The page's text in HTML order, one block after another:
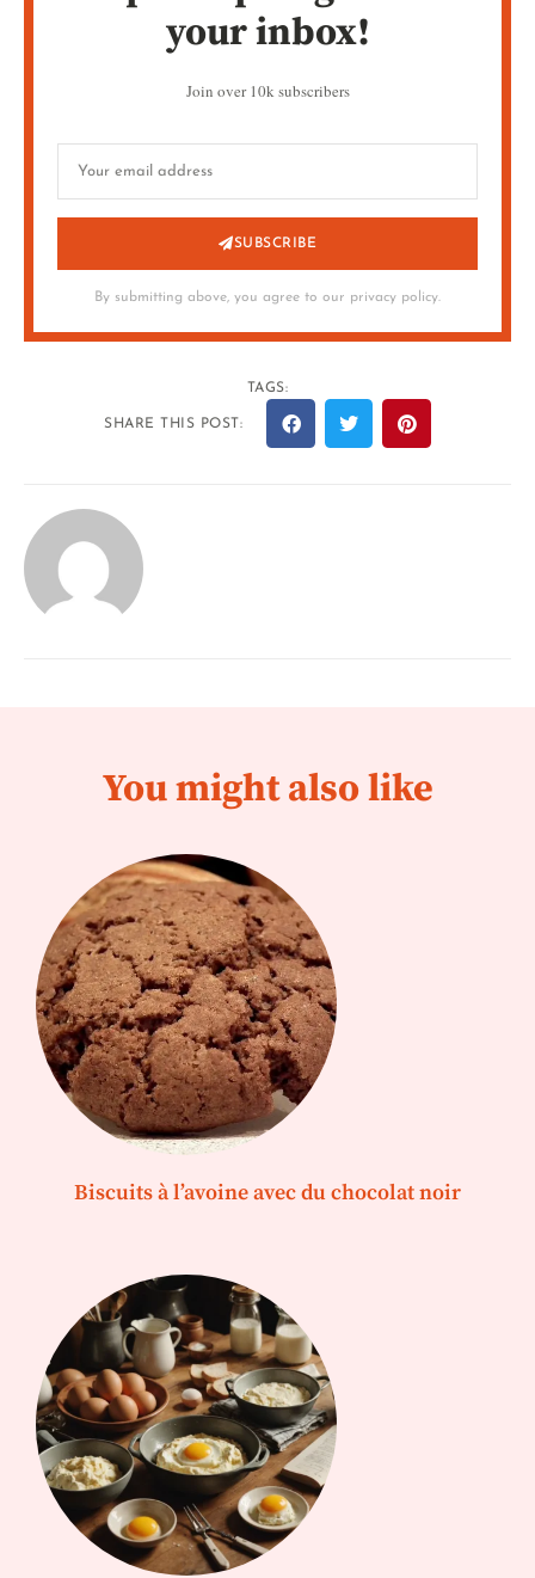
your inbox!
Join over 10k subscribers
SUBSCRIBE
By submitting above, you agree to our privacy policy.
TAGS:
SHARE THIS POST:
You might also like
Biscuits à l’avoine avec du chocolat noir